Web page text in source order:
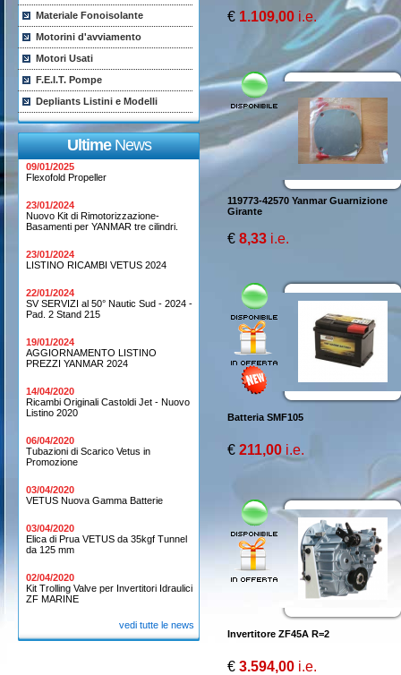
Materiale Fonoisolante
Motorini d'avviamento
Motori Usati
F.E.I.T. Pompe
Depliants Listini e Modelli
UltimeNews
09/01/2025
Flexofold Propeller
23/01/2024
Nuovo Kit di Rimotorizzazione-
Basamenti per YANMAR tre cilindri.
23/01/2024
LISTINO RICAMBI VETUS 2024
22/01/2024
SV SERVIZI al 50° Nautic Sud - 2024 -
Pad. 2 Stand 215
19/01/2024
AGGIORNAMENTO LISTINO
PREZZI YANMAR 2024
14/04/2020
Ricambi Originali Castoldi Jet - Nuovo
Listino 2020
06/04/2020
Tubazioni di Scarico Vetus in
Promozione
03/04/2020
VETUS Nuova Gamma Batterie
03/04/2020
Elica di Prua VETUS da 35kgf Tunnel
da 125 mm
02/04/2020
Kit Trolling Valve per Invertitori Idraulici
ZF MARINE
vedi tutte le news
€ 1.109,00i.e.
119773-42570 Yanmar Guarnizione
Girante
€ 8,33i.e.
Batteria SMF105
€ 211,00i.e.
Invertitore ZF45A R=2
€ 3.594,00i.e.